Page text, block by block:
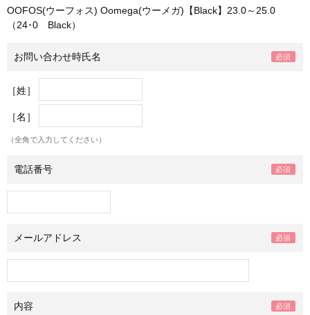
OOFOS(ウーフォス) Oomega(ウーメガ)【Black】23.0～25.0
（24･0 Black）
お問い合わせ時氏名
［姓］
［名］
（全角で入力してください）
電話番号
メールアドレス
内容